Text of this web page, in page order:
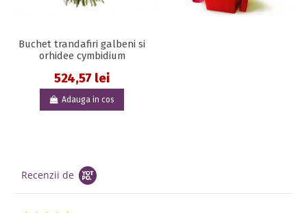
Buchet trandafiri galbeni si
orhidee cymbidium
524,57 lei
Adauga in cos
Recenzii de